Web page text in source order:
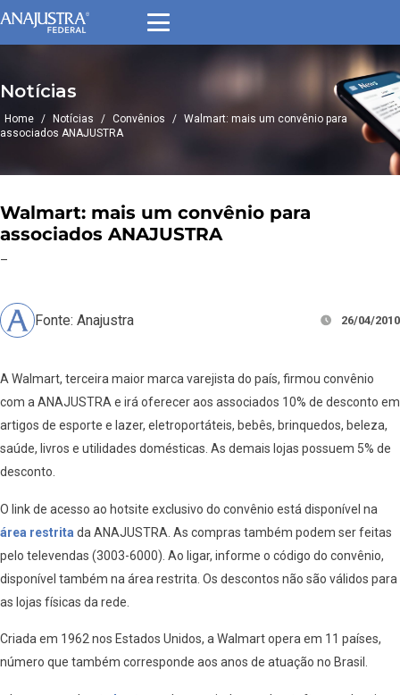
Notícias
Home / Notícias / Convênios / Walmart: mais um convênio para
associados ANAJUSTRA
Walmart: mais um convênio para
associados ANAJUSTRA
–
Fonte: Anajustra 26/04/2010
A Walmart, terceira maior marca varejista do país, firmou convênio
com a ANAJUSTRA e irá oferecer aos associados 10% de desconto em
artigos de esporte e lazer, eletroportáteis, bebês, brinquedos, beleza,
saúde, livros e utilidades domésticas. As demais lojas possuem 5% de
desconto.
O link de acesso ao hotsite exclusivo do convênio está disponível na
área restrita da ANAJUSTRA. As compras também podem ser feitas
pelo televendas (3003-6000). Ao ligar, informe o código do convênio,
disponível também na área restrita. Os descontos não são válidos para
as lojas físicas da rede.
Criada em 1962 nos Estados Unidos, a Walmart opera em 11 países,
número que também corresponde aos anos de atuação no Brasil.